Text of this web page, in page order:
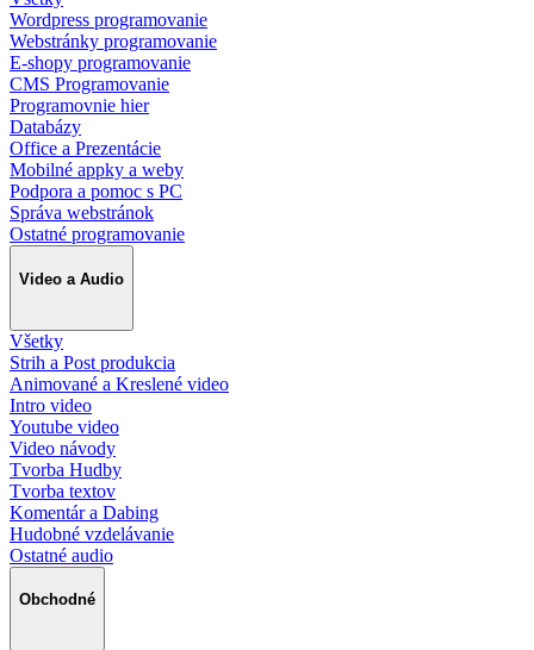
Wordpress programovanie
Webstránky programovanie
E-shopy programovanie
CMS Programovanie
Programovnie hier
Databázy
Office a Prezentácie
Mobilné appky a weby
Podpora a pomoc s PC
Správa webstránok
Ostatné programovanie
Video a Audio
Všetky
Strih a Post produkcia
Animované a Kreslené video
Intro video
Youtube video
Video návody
Tvorba Hudby
Tvorba textov
Komentár a Dabing
Hudobné vzdelávanie
Ostatné audio
Obchodné